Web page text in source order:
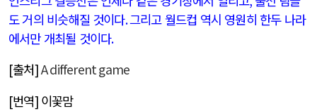
도 거의 비슷해질 것이다.그리고 월드컵 역시 영원히 한두 나라
에서만 개최될 것이다.
[출처]A different game
[번역] 이꽃맘